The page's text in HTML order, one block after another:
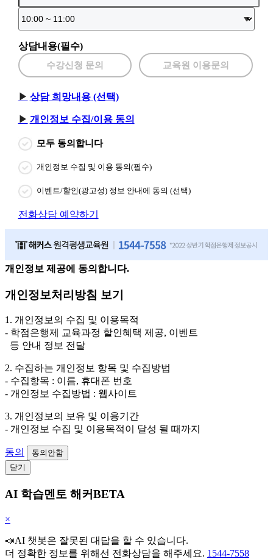
상담내용(필수)
수강신청 문의 교육원 이용문의
상담 희망내용 (선택)
개인정보 수집/이용 동의
모두 동의합니다
개인정보 수집 및 이용 동의(필수)
이벤트/할인(광고성) 정보 안내에 동의 (선택)
전화상담 예약하기
개인정보 제공에 동의합니다.
개인정보처리방침 보기
1. 개인정보의 수집 및 이용목적
- 학점은행제 교육과정 할인혜택 제공, 이벤트
등 안내 정보 전달
2. 수집하는 개인정보 항목 및 수집방법
- 수집항목 : 이름, 휴대폰 번호
- 개인정보 수집방법 : 웹사이트
3. 개인정보의 보유 및 이용기간
- 개인정보 수집 및 이용목적이 달성 될 때까지
동의
동의안함
닫기
AI 학습멘토 해커BETA
×
📣AI 챗봇은 잘못된 대답을 할 수 있습니다.
더 정확한 정보를 위해선 전화상담을 해주세요. 1544-7558